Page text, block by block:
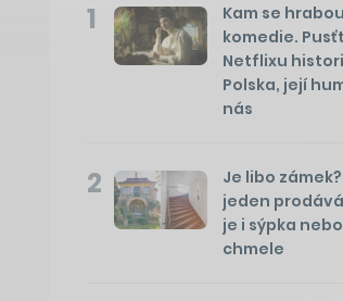
1
Kam se
komedie.
Netflixu
Polska, její
nás
2
Je libo
jeden
je i sýpka
chmele